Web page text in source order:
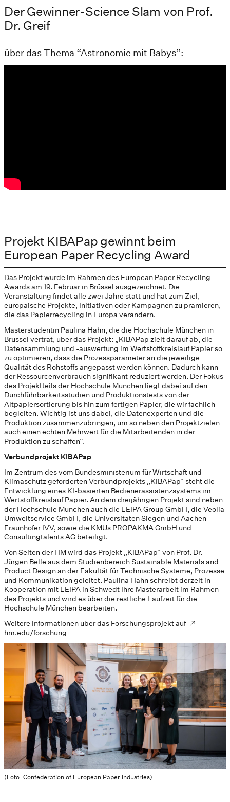
Der Gewinner-Science Slam von Prof.
Dr. Greif
über das Thema “Astronomie mit Babys”:
Projekt KIBAPap gewinnt beim
European Paper Recycling Award
(Foto: Confederation of European Paper Industries)
Das Projekt wurde im Rahmen des European Paper Recycling
Awards am 19. Februar in Brüssel ausgezeichnet. Die
Veranstaltung findet alle zwei Jahre statt und hat zum Ziel,
europäische Projekte, Initiativen oder Kampagnen zu prämieren,
die das Papierrecycling in Europa verändern.
Masterstudentin Paulina Hahn, die die Hochschule München in
Brüssel vertrat, über das Projekt: „KIBAPap zielt darauf ab, die
Datensammlung und -auswertung im Wertstoffkreislauf Papier so
zu optimieren, dass die Prozessparameter an die jeweilige
Qualität des Rohstoffs angepasst werden können. Dadurch kann
der Ressourcenverbrauch signifikant reduziert werden. Der Fokus
des Projektteils der Hochschule München liegt dabei auf den
Durchführbarkeitsstudien und Produktionstests von der
Altpapiersortierung bis hin zum fertigen Papier, die wir fachlich
begleiten. Wichtig ist uns dabei, die Datenexperten und die
Produktion zusammenzubringen, um so neben den Projektzielen
auch einen echten Mehrwert für die Mitarbeitenden in der
Produktion zu schaffen“.
Verbundprojekt KIBAPap
Im Zentrum des vom Bundesministerium für Wirtschaft und
Klimaschutz geförderten Verbundprojekts „KIBAPap“ steht die
Entwicklung eines KI-basierten Bedienerassistenzsystems im
Wertstoffkreislauf Papier. An dem dreijährigen Projekt sind neben
der Hochschule München auch die LEIPA Group GmbH, die Veolia
Umweltservice GmbH, die Universitäten Siegen und Aachen
Fraunhofer IVV, sowie die KMUs PROPAKMA GmbH und
Consultingtalents AG beteiligt.
Von Seiten der HM wird das Projekt „KIBAPap“ von Prof. Dr.
Jürgen Belle aus dem Studienbereich Sustainable Materials and
Product Design an der Fakultät für Technische Systeme, Prozesse
und Kommunikation geleitet. Paulina Hahn schreibt derzeit in
Kooperation mit LEIPA in Schwedt Ihre Masterarbeit im Rahmen
des Projekts und wird es über die restliche Laufzeit für die
Hochschule München bearbeiten.
Weitere Informationen über das Forschungsprojekt auf
hm.edu/forschung